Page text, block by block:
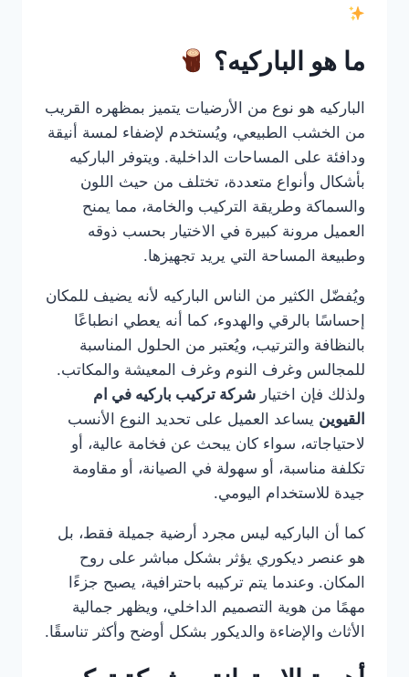
ما هو الباركيه؟
الباركيه هو نوع من الأرضيات يتميز بمظهره القريب
من الخشب الطبيعي، ويُستخدم لإضفاء لمسة أنيقة
ودافئة على المساحات الداخلية. ويتوفر الباركيه
بأشكال وأنواع متعددة، تختلف من حيث اللون
والسماكة وطريقة التركيب والخامة، مما يمنح
العميل مرونة كبيرة في الاختيار بحسب ذوقه
وطبيعة المساحة التي يريد تجهيزها.
ويُفضّل الكثير من الناس الباركيه لأنه يضيف للمكان
إحساسًا بالرقي والهدوء، كما أنه يعطي انطباعًا
بالنظافة والترتيب، ويُعتبر من الحلول المناسبة
للمجالس وغرف النوم وغرف المعيشة والمكاتب.
ولذلك فإن اختيار شركة تركيب باركيه في ام
القيوين يساعد العميل على تحديد النوع الأنسب
لاحتياجاته، سواء كان يبحث عن فخامة عالية، أو
تكلفة مناسبة، أو سهولة في الصيانة، أو مقاومة
جيدة للاستخدام اليومي.
كما أن الباركيه ليس مجرد أرضية جميلة فقط، بل
هو عنصر ديكوري يؤثر بشكل مباشر على روح
المكان. وعندما يتم تركيبه باحترافية، يصبح جزءًا
مهمًا من هوية التصميم الداخلي، ويظهر جمالية
الأثاث والإضاءة والديكور بشكل أوضح وأكثر تناسقًا.